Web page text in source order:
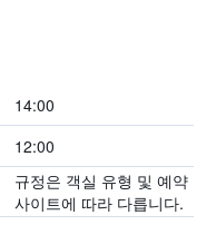
14:00
12:00
규정은 객실 유형 및 예약
사이트에 따라 다릅니다.